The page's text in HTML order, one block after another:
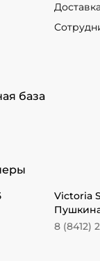
база
Victoria
8 (8412)